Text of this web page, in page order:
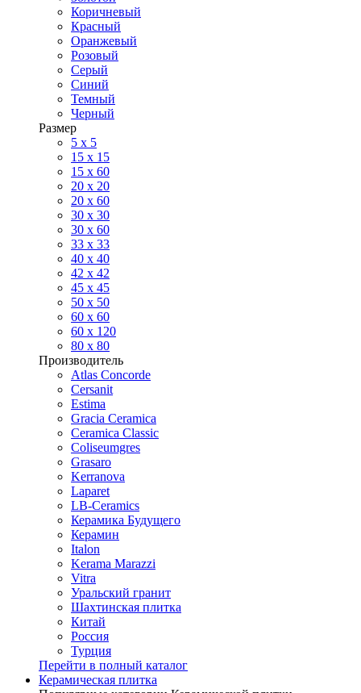
Коричневый
Красный
Оранжевый
Розовый
Серый
Синий
Темный
Черный
Размер
5 x 5
15 x 15
15 x 60
20 х 20
20 x 60
30 х 30
30 x 60
33 x 33
40 х 40
42 x 42
45 x 45
50 x 50
60 х 60
60 x 120
80 x 80
Производитель
Atlas Concorde
Cersanit
Estima
Gracia Ceramica
Ceramica Classic
Coliseumgres
Grasaro
Kerranova
Laparet
LB-Ceramics
Керамика Будущего
Керамин
Italon
Kerama Marazzi
Vitra
Уральский гранит
Шахтинская плитка
Китай
Россия
Турция
Перейти в полный каталог
Керамическая плитка